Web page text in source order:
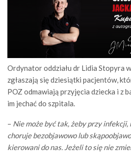
Ordynator oddziału dr Lidia Stopyra
zgłaszają się dziesiątki pacjentów,
POZ odmawiają przyjęcia dziecka i z
im jechać do szpitala.
– Nie może być tak, żeby przy
choruje bezobjawowo lub
kierowani do nas. Jeżeli to się nie